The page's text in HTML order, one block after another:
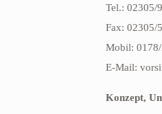
Tel.: 02305/
Fax: 02305/
Mobil:
E-Mail:
Konzept,